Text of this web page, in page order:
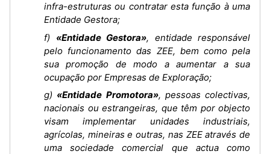
infra-estruturas ou contratar esta função à uma
Entidade Gestora;
f) «Entidade Gestora», entidade responsável
pelo funcionamento das ZEE, bem como pela
sua promoção de modo a aumentar a sua
ocupação por Empresas de Exploração;
g) «Entidade Promotora», pessoas colectivas,
nacionais ou estrangeiras, que têm por objecto
visam implementar unidades industriais,
agrícolas, mineiras e outras, nas ZEE através de
uma sociedade comercial que actua como